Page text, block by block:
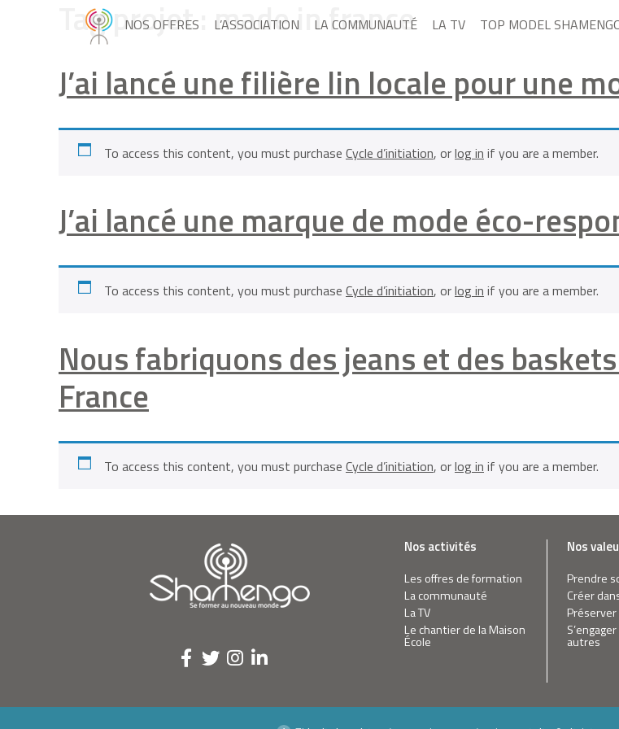
NOS OFFRES L’ASSOCIATION LA COMMUNAUTÉ LA TV TOP MODEL
Tag projet : made in france
J’ai lancé une filière lin locale pour une
To access this content, you must purchase Cycle d’initiation, orlog in if you are a member.
J’ai lancé une marque de mode éco-
To access this content, you must purchase Cycle d’initiation, orlog in if you are a member.
Nous fabriquons des jeans et des
France
To access this content, you must purchase Cycle d’initiation, orlog in if you are a member.
Nos activités
Les offres de formation
La communauté
La TV
Le chantier de la Maison
École
Nos
Prendre
Créer
autres